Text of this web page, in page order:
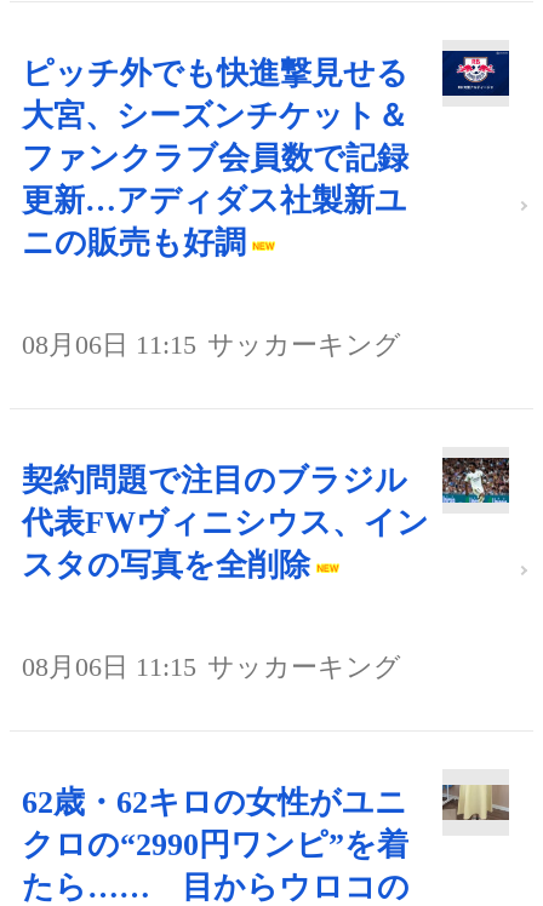
ピッチ外でも快進撃見せる
大宮、シーズンチケット＆
ファンクラブ会員数で記録
更新…アディダス社製新ユ
ニの販売も好調
08月06日 11:15 サッカーキング
契約問題で注目のブラジル
代表FWヴィニシウス、イン
スタの写真を全削除
08月06日 11:15 サッカーキング
62歳・62キロの女性がユニ
クロの“2990円ワンピ”を着
たら…… 目からウロコの